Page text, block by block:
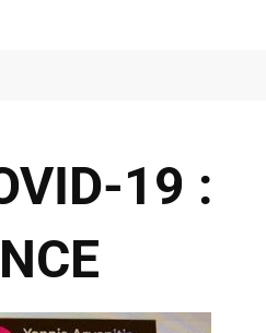
19 :